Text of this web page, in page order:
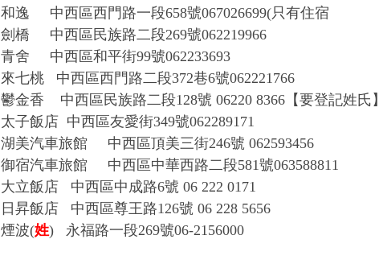
和逸
中西區西門路一段658號067026699(只有住宿
劍橋
中西區民族路二段269號062219966
青舍 中西區和平街99號062233693
來七桃
中西區西門路二段372巷6號062221766
鬱金香 中西區民族路二段128號 06220 8366【要登記姓氏】
太子飯店 中西區友愛街349號062289171
湖美汽車旅館 中西區頂美三街246號 062593456
御宿汽車旅館 中西區中華西路二段581號063588811
大立飯店
中西區中成路6號 06 222 0171
日昇飯店
中西區尊王路126號 06 228 5656
煙波(姓) 永福路一段269號06-2156000